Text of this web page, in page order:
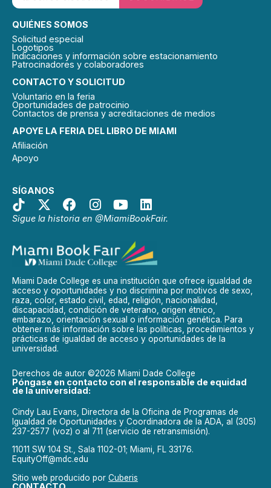
APOYE LA FERIA DEL LIBRO DE MIAMI
Afiliación
Apoyo
SÍGANOS
Sigue la historia en @MiamiBookFair.
CONTACTO Y SOLICITUD
Voluntario en la feria
Oportunidades de patrocinio
Contactos de prensa y acreditaciones de medios
QUIÉNES SOMOS
Solicitud especial
Logotipos
Indicaciones y información sobre estacionamiento
Patrocinadores y colaboradores
Miami Dade College es una institución que ofrece igualdad de
acceso y oportunidades y no discrimina por motivos de sexo,
raza, color, estado civil, edad, religión, nacionalidad,
discapacidad, condición de veterano, origen étnico,
embarazo, orientación sexual o información genética. Para
obtener más información sobre las políticas, procedimientos y
prácticas de igualdad de acceso y oportunidades de la
universidad.
Derechos de autor ©2026 Miami Dade College
Póngase en contacto con el responsable de equidad
de la universidad:
Cindy Lau Evans, Directora de la Oficina de Programas de
Igualdad de Oportunidades y Coordinadora de la ADA, al (305)
237-2577 (voz) o al 711 (servicio de retransmisión).
11011 SW 104 St., Sala 1102-01; Miami, FL 33176.
EquityOff@mdc.edu
Sitio web producido por Cuberis